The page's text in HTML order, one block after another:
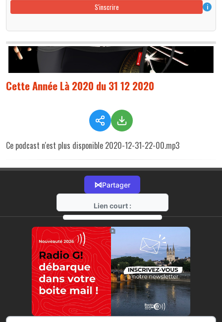
S'inscrire i
Cette Année Là 2020 du 31 12 2020
Ce podcast n'est plus disponible 2020-12-31-22-00.mp3
⋈Partager
Lien court :
https://radio-g.fr?r137
⧉